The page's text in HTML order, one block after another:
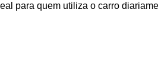
para quem utiliza o carro